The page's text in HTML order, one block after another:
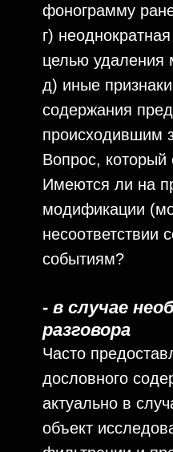
фонограмму
г)
целью удаления
д) иные
содержания
происходившим
Вопрос, который
Имеются ли на
модификации
событиям?
- в случае
разговора
Часто
дословного
актуально в
объект